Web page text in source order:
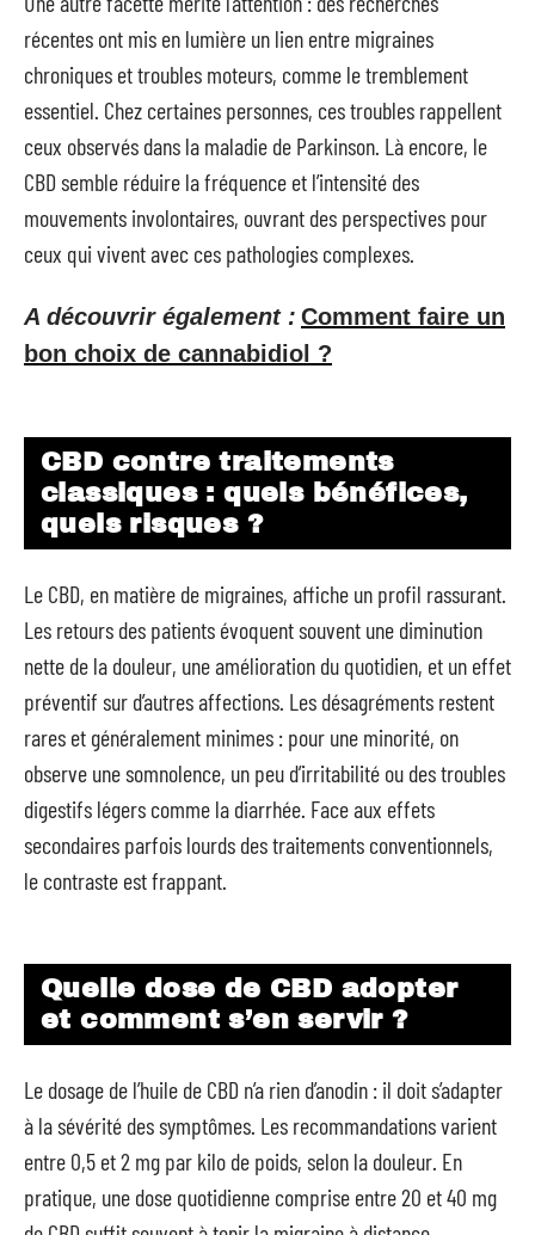
récentes ont mis en lumière un lien entre migraines
chroniques et troubles moteurs, comme le tremblement
essentiel. Chez certaines personnes, ces troubles rappellent
ceux observés dans la maladie de Parkinson. Là encore, le
CBD semble réduire la fréquence et l’intensité des
mouvements involontaires, ouvrant des perspectives pour
ceux qui vivent avec ces pathologies complexes.
A découvrir également : Comment faire un
bon choix de cannabidiol ?
CBD contre traitements
classiques : quels bénéfices,
quels risques ?
Le CBD, en matière de migraines, affiche un profil rassurant.
Les retours des patients évoquent souvent une diminution
nette de la douleur, une amélioration du quotidien, et un effet
préventif sur d’autres affections. Les désagréments restent
rares et généralement minimes : pour une minorité, on
observe une somnolence, un peu d’irritabilité ou des troubles
digestifs légers comme la diarrhée. Face aux effets
secondaires parfois lourds des traitements conventionnels,
le contraste est frappant.
Quelle dose de CBD adopter
et comment s’en servir ?
Le dosage de l’huile de CBD n’a rien d’anodin : il doit s’adapter
à la sévérité des symptômes. Les recommandations varient
entre 0,5 et 2 mg par kilo de poids, selon la douleur. En
pratique, une dose quotidienne comprise entre 20 et 40 mg